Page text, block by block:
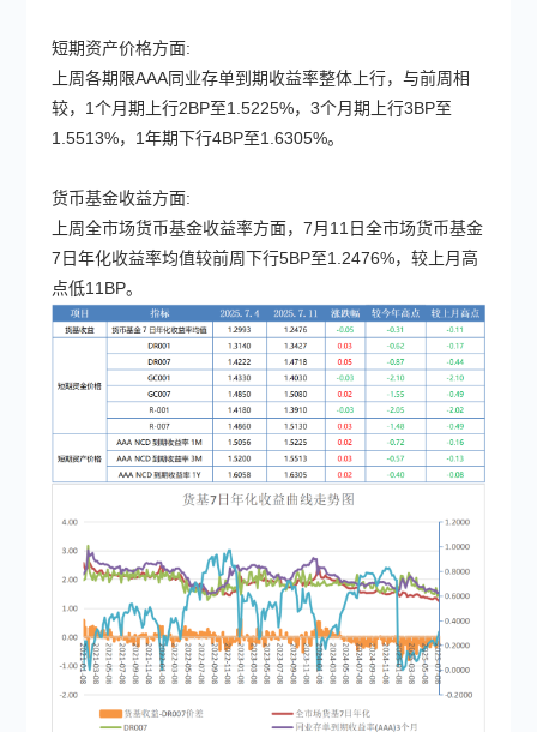
短期资产价格方面:
上周各期限AAA同业存单到期收益率整体上行，与前周相
较，1个月期上行2BP至1.5225%，3个月期上行3BP至
1.5513%，1年期下行4BP至1.6305%。
货币基金收益方面:
上周全市场货币基金收益率方面，7月11日全市场货币基金
7日年化收益率均值较前周下行5BP至1.2476%，较上月高
点低11BP。